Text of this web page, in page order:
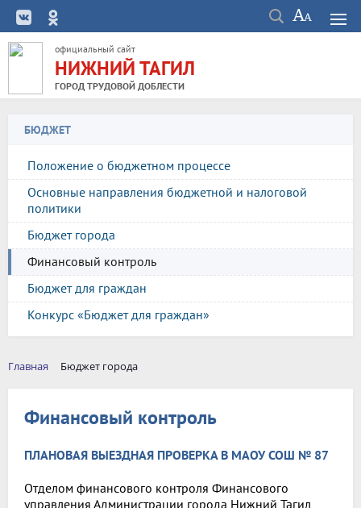
официальный сайт
НИЖНИЙ ТАГИЛ
ГОРОД ТРУДОВОЙ ДОБЛЕСТИ
БЮДЖЕТ
Положение о бюджетном процессе
Основные направления бюджетной и налоговой
политики
Бюджет города
Финансовый контроль
Бюджет для граждан
Конкурс «Бюджет для граждан»
Главная Бюджет города
Финансовый контроль
ПЛАНОВАЯ ВЫЕЗДНАЯ ПРОВЕРКА В МАОУ СОШ № 87
Отделом финансового контроля Финансового
управления Администрации города Нижний Тагил